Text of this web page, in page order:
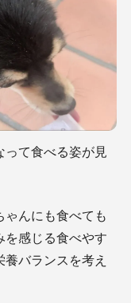
って食べる姿が見
んにも食べても
を感じる食べやす
バランスを考え